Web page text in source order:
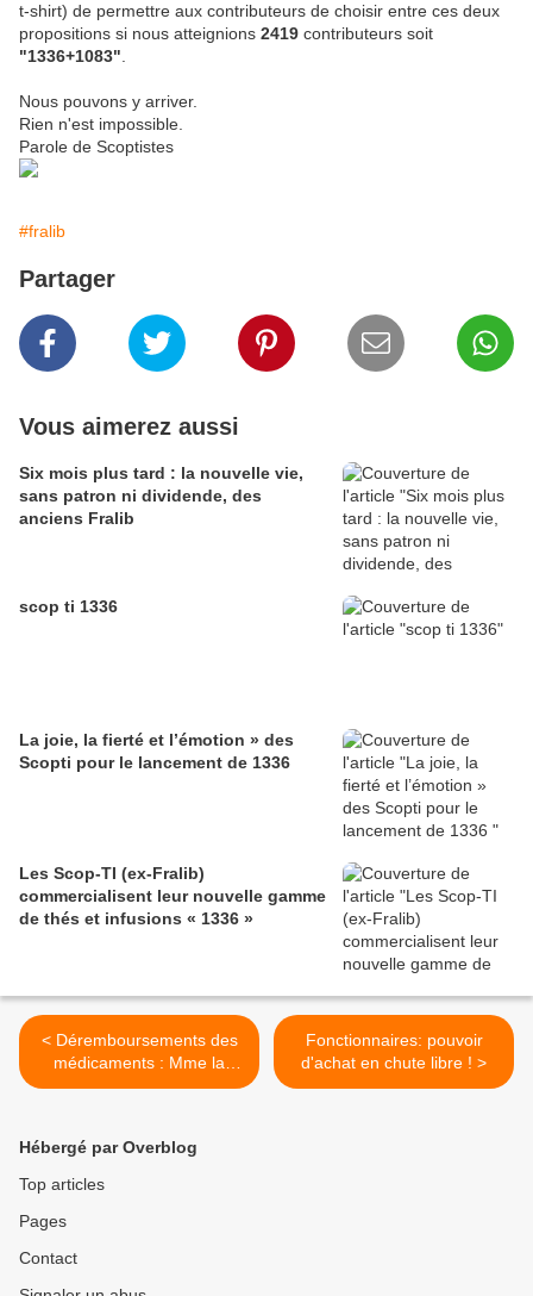
t-shirt) de permettre aux contributeurs de choisir entre ces deux
propositions si nous atteignions 2419 contributeurs soit
"1336+1083"
Nous pouvons y arriver.
Rien n'est impossible.
Parole de Scoptistes
#fralib
Partager
Vous aimerez aussi
Six mois plus tard : la nouvelle vie,
sans patron ni dividende, des
anciens Fralib
scop ti 1336
La joie, la fierté et l’émotion » des
Scopti pour le lancement de 1336
Les Scop-TI (ex-Fralib)
commercialisent leur nouvelle gamme
de thés et infusions « 1336 »
< Déremboursements des
médicaments : Mme la
ministre de la Santé n'a
ostéoporose !
Fonctionnaires: pouvoir
d'achat en chute libre ! >
Hébergé par Overblog
Top articles
Pages
Contact